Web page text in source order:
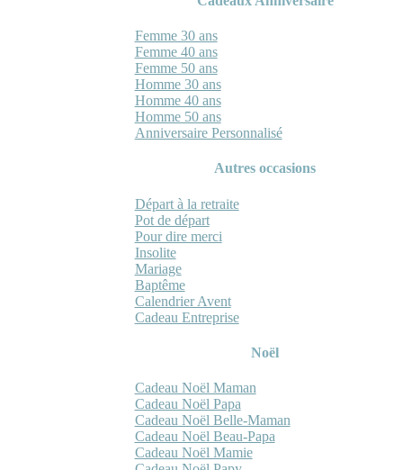
Femme 30 ans
Femme 40 ans
Femme 50 ans
Homme 30 ans
Homme 40 ans
Homme 50 ans
Anniversaire Personnalisé
Autres occasions
Départ à la retraite
Pot de départ
Pour dire merci
Insolite
Mariage
Baptême
Calendrier Avent
Cadeau Entreprise
Noël
Cadeau Noël Maman
Cadeau Noël Papa
Cadeau Noël Belle-Maman
Cadeau Noël Beau-Papa
Cadeau Noël Mamie